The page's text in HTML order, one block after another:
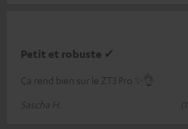
Petit et robuste ✔
Ça rend bien sur le ZT3 Pro ✨👌
Sascha H.